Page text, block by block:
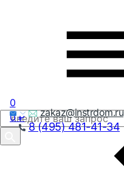
zakaz@instrdom.ru
8 (495) 481-41-34
0
0₽